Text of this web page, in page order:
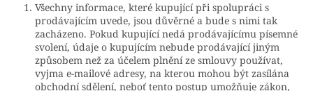
Všechny informace, které kupující při spolupráci s
prodávajícím uvede, jsou důvěrné a bude s nimi tak
zacházeno. Pokud kupující nedá prodávajícímu písemné
svolení, údaje o kupujícím nebude prodávající jiným
způsobem než za účelem plnění ze smlouvy používat,
vyjma e-mailové adresy, na kterou mohou být zasílána
obchodní sdělení, neboť tento postup umožňuje zákon,